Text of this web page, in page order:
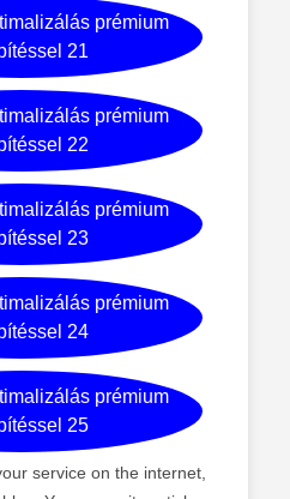
prémium
21
prémium
22
prémium
23
prémium
24
prémium
25
service on the internet,